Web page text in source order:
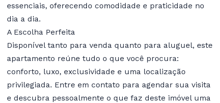
essenciais, oferecendo comodidade e praticidade no
dia a dia.
A Escolha Perfeita
Disponível tanto para venda quanto para aluguel, este
apartamento reúne tudo o que você procura:
conforto, luxo, exclusividade e uma localização
privilegiada. Entre em contato para agendar sua visita
e descubra pessoalmente o que faz deste imóvel uma